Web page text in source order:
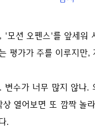
'모션 오펜스'를 앞세워
평가가 주를 이루지만
수가 너무 많지 않나
열어보면 또 깜짝
.